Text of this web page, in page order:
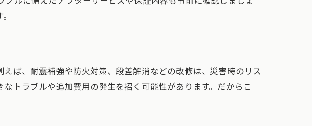
法のポイント
と注意点まとめ
助金を役立てる
ば、耐震補強や防火対策、段差解消などの改修は、災害時のリス
トラブルや追加費用の発生を招く可能性があります。だからこ
こちら
こちら